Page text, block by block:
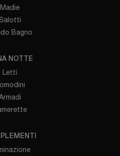
Madie
Salotti
Bagno
NOTTE
Letti